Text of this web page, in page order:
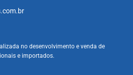
no desenvolvimento e venda de
e importados.